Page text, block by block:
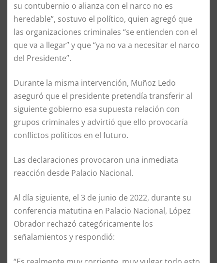
su contubernio o alianza con el narco no es
heredable”, sostuvo el político, quien agregó que
las organizaciones criminales “se entienden con el
que va a llegar” y que “ya no va a necesitar el narco
del Presidente”.
Durante la misma intervención, Muñoz Ledo
aseguró que el presidente pretendía transferir al
siguiente gobierno esa supuesta relación con
grupos criminales y advirtió que ello provocaría
conflictos políticos en el futuro.
Las declaraciones provocaron una inmediata
reacción desde Palacio Nacional.
Al día siguiente, el 3 de junio de 2022, durante su
conferencia matutina en Palacio Nacional, López
Obrador rechazó categóricamente los
señalamientos y respondió: